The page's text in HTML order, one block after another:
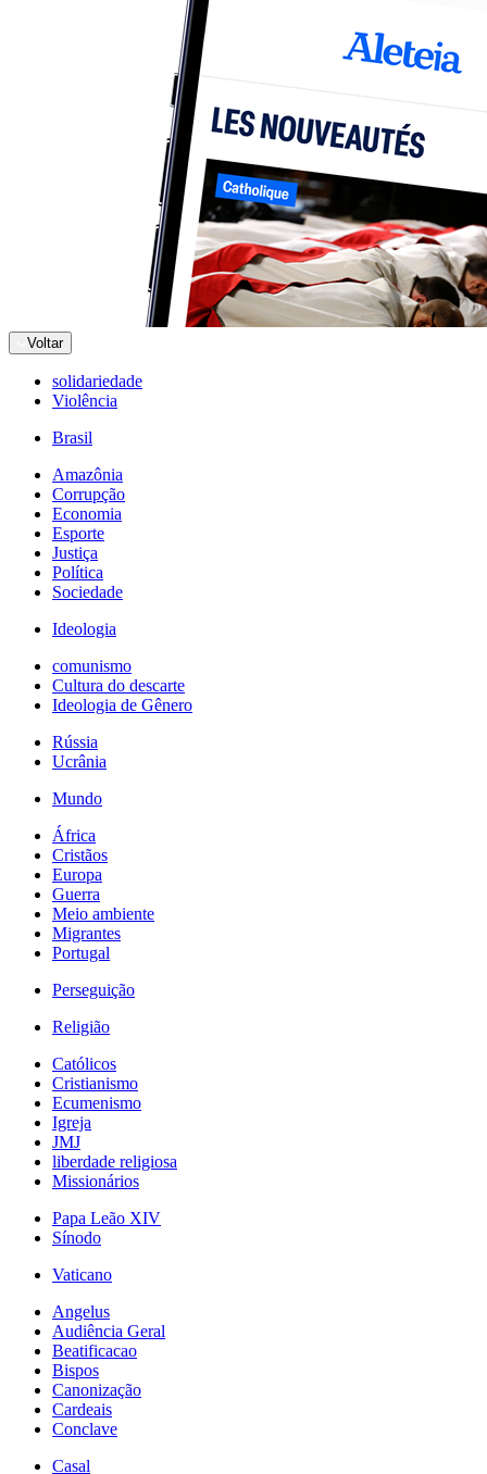
Voltar
solidariedade
Violência
Brasil
Amazônia
Corrupção
Economia
Esporte
Justiça
Política
Sociedade
Ideologia
comunismo
Cultura do descarte
Ideologia de Gênero
Rússia
Ucrânia
Mundo
África
Cristãos
Europa
Guerra
Meio ambiente
Migrantes
Portugal
Perseguição
Religião
Católicos
Cristianismo
Ecumenismo
Igreja
JMJ
liberdade religiosa
Missionários
Papa Leão XIV
Sínodo
Vaticano
Angelus
Audiência Geral
Beatificacao
Bispos
Canonização
Cardeais
Conclave
Casal